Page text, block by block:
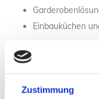
Zustimmung
Einbauküchen
Funktionale und
auf ein angenehmes